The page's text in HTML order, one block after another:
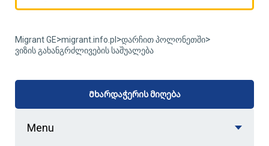
Migrant GE>migrant.info.pl >დარჩით პოლონეთში>
ვიზის გახანგრძლივების საშუალება
Მხარდაჭერის მიღება
Menu